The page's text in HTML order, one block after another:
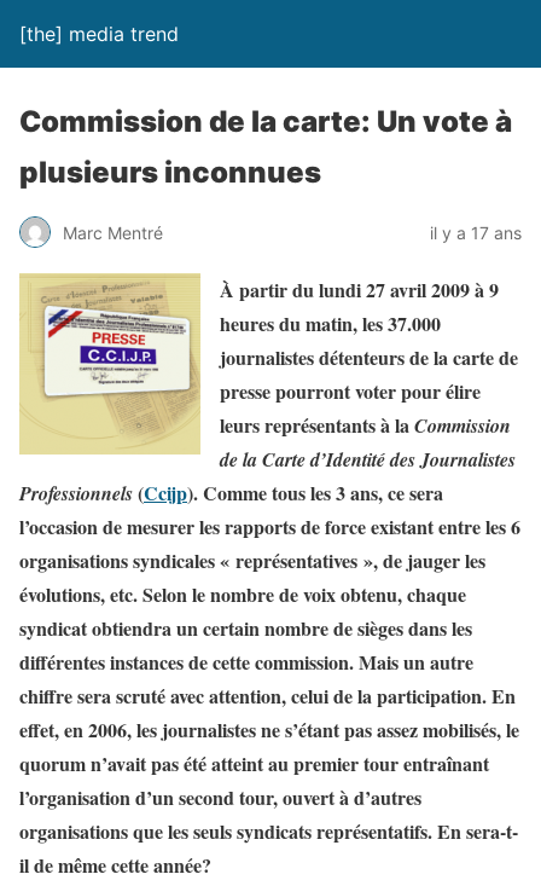
[the] media trend
Commission de la carte: Un vote à
plusieurs inconnues
Marc Mentré il y a 17 ans
À partir du lundi 27 avril 2009 à 9
heures du matin, les 37.000
journalistes détenteurs de la carte de
presse pourront voter pour élire
leurs représentants à laCommission
de la Carte d’Identité des Journalistes
Professionnels(Ccijp). Comme tous les 3 ans, ce sera
l’occasion de mesurer les rapports de force existant entre les 6
organisations syndicales « représentatives », de jauger les
évolutions, etc. Selon le nombre de voix obtenu, chaque
syndicat obtiendra un certain nombre de sièges dans les
différentes instances de cette commission. Mais un autre
chiffre sera scruté avec attention, celui de la participation. En
effet, en 2006, les journalistes ne s’étant pas assez mobilisés, le
quorum n’avait pas été atteint au premier tour entraînant
l’organisation d’un second tour, ouvert à d’autres
organisations que les seuls syndicats représentatifs. En sera-t-
il de même cette année?